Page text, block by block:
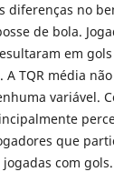
diferenças no
de bola.
em
A TQR média
variável.
que
com gols.